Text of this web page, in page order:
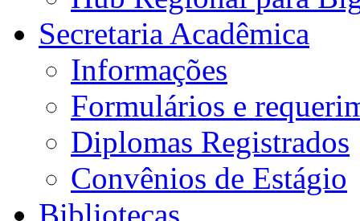
Secretaria Acadêmica
Informações
Formulários e
Diplomas Registrados
Convênios de Estágio
Bibliotecas